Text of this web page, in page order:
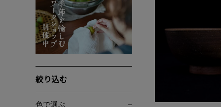
絞り込む
色で選ぶ